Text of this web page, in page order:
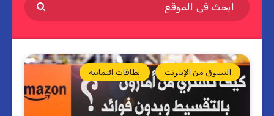
التسوق من الإنترنت بطاقات ائتمانية